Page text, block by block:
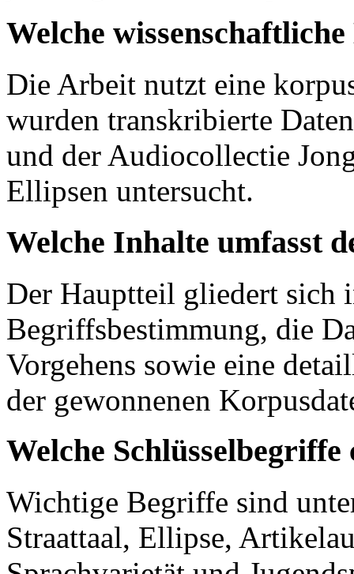
Welche
Die Arbeit nutzt eine
wurden transkribierte
und der Audiocollectie
Ellipsen untersucht.
Welche Inhalte umfasst
Der Hauptteil gliedert sich
Begriffsbestimmung, die
Vorgehens sowie eine
der gewonnenen
Welche
Wichtige Begriffe sind
Straattaal, Ellipse,